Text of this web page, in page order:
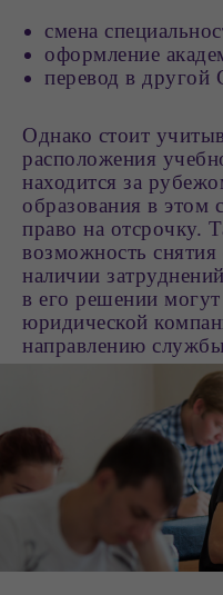
смена
оформление
перевод в
Однако стоит
расположения
находится за
образования в этом
право на отсрочку.
возможность
наличии
в его решении
юридической
направлению